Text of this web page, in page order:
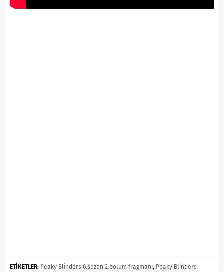
ETİKETLER: Peaky Blinders 6.sezon 2.bölüm fragmanı, Peaky Blinders